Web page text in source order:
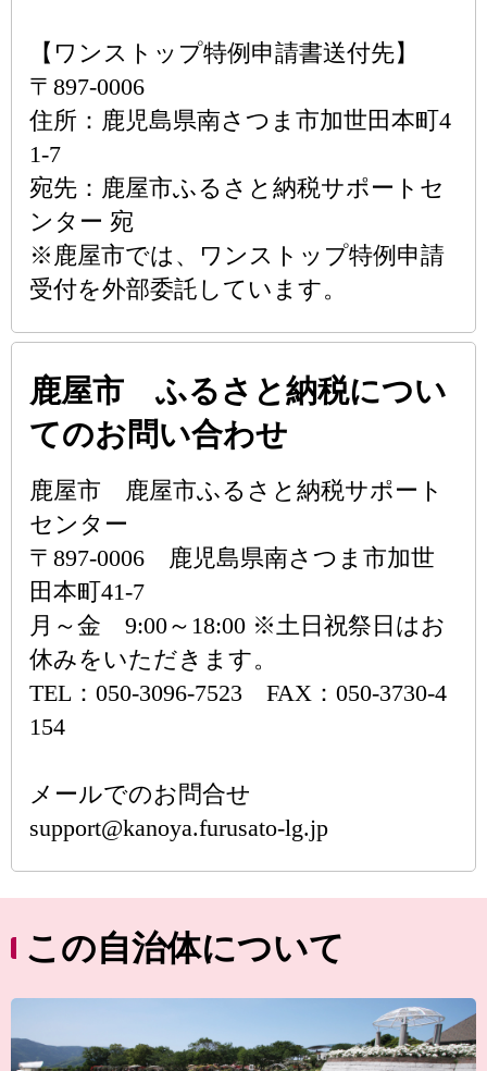
【ワンストップ特例申請書送付先】
〒897-0006
住所：鹿児島県南さつま市加世田本町4
1-7
宛先：鹿屋市ふるさと納税サポートセ
ンター 宛
※鹿屋市では、ワンストップ特例申請
受付を外部委託しています。
鹿屋市 ふるさと納税につい
てのお問い合わせ
鹿屋市 鹿屋市ふるさと納税サポート
センター
〒897-0006 鹿児島県南さつま市加世
田本町41-7
月～金 9:00～18:00 ※土日祝祭日はお
休みをいただきます。
TEL：050-3096-7523 FAX：050-3730-4
154
メールでのお問合せ
support@kanoya.furusato-lg.jp
この自治体について